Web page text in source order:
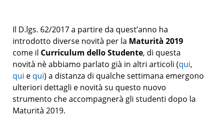
Il D.lgs. 62/2017 a partire da quest’anno ha
introdotto diverse novità per la Maturità 2019
come il Curriculum dello Studente, di questa
novità nè abbiamo parlato già in altri articoli (qui,
qui e qui) a distanza di qualche settimana emergono
ulteriori dettagli e novità su questo nuovo
strumento che accompagnerà gli studenti dopo la
Maturità 2019.